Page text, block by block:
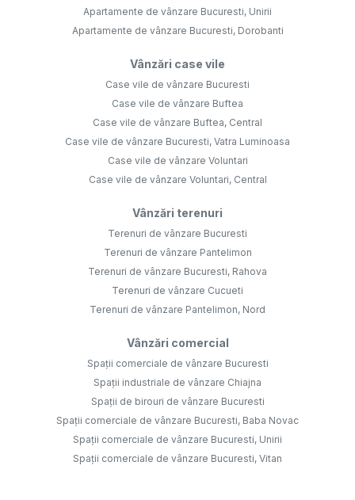
Apartamente de vânzare Bucuresti, Unirii
Apartamente de vânzare Bucuresti, Dorobanti
Vânzări case vile
Case vile de vânzare Bucuresti
Case vile de vânzare Buftea
Case vile de vânzare Buftea, Central
Case vile de vânzare Bucuresti, Vatra Luminoasa
Case vile de vânzare Voluntari
Case vile de vânzare Voluntari, Central
Vânzări terenuri
Terenuri de vânzare Bucuresti
Terenuri de vânzare Pantelimon
Terenuri de vânzare Bucuresti, Rahova
Terenuri de vânzare Cucueti
Terenuri de vânzare Pantelimon, Nord
Vânzări comercial
Spații comerciale de vânzare Bucuresti
Spații industriale de vânzare Chiajna
Spații de birouri de vânzare Bucuresti
Spații comerciale de vânzare Bucuresti, Baba Novac
Spații comerciale de vânzare Bucuresti, Unirii
Spații comerciale de vânzare Bucuresti, Vitan